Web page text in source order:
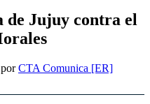
de Jujuy contra el
porCTA Comunica [ER]